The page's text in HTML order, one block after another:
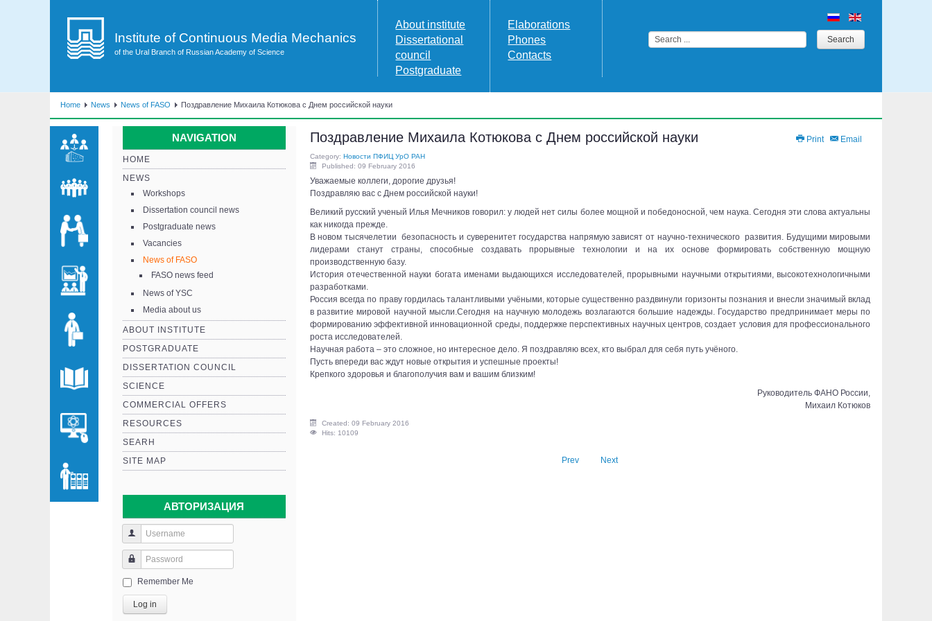
Institute of Continuous Media Mechanics
of the Ural Branch of Russian Academy of Science
About institute
Dissertational
council
Postgraduate
Elaborations
Phones
Contacts
Search
...
Search
Home News News of FASO Поздравление Михаила Котюкова с Днем российской науки
NAVIGATION
HOME
NEWS
Workshops
Dissertation council news
Postgraduate news
Vacancies
News of FASO
FASO news feed
News of YSC
Media about us
ABOUT INSTITUTE
POSTGRADUATE
DISSERTATION COUNCIL
SCIENCE
COMMERCIAL OFFERS
RESOURCES
SEARH
SITE MAP
АВТОРИЗАЦИЯ
Remember Me
Log in
Print Email
Поздравление Михаила Котюкова с Днем российской науки
Category: Новости ПФИЦ УрО РАН
Published: 09 February 2016
Уважаемые коллеги, дорогие друзья!
Поздравляю вас с Днем российской науки!
Великий русский ученый Илья Мечников говорил: у людей нет силы более мощной и победоносной, чем наука. Сегодня эти слова актуальны
как никогда прежде.
В новом тысячелетии безопасность и суверенитет государства напрямую зависят от научно-технического развития. Будущими мировыми
лидерами станут страны, способные создавать прорывные технологии и на их основе формировать собственную мощную
производственную базу.
История отечественной науки богата именами выдающихся исследователей, прорывными научными открытиями, высокотехнологичными
разработками.
Россия всегда по праву гордилась талантливыми учёными, которые существенно раздвинули горизонты познания и внесли значимый вклад
в развитие мировой научной мысли.Сегодня на научную молодежь возлагаются большие надежды. Государство предпринимает меры по
формированию эффективной инновационной среды, поддержке перспективных научных центров, создает условия для профессионального
роста исследователей.
Научная работа – это сложное, но интересное дело. Я поздравляю всех, кто выбрал для себя путь учёного.
Пусть впереди вас ждут новые открытия и успешные проекты!
Крепкого здоровья и благополучия вам и вашим близким!
Руководитель ФАНО России,
Михаил Котюков
Created: 09 February 2016
Hits: 10109
Prev Next